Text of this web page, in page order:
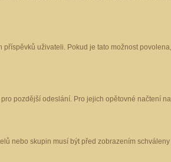
uživateli. Pokud je tato možnost
pozdější odeslání. Pro jejich opětovné načtení
nebo skupin musí být před zobrazením